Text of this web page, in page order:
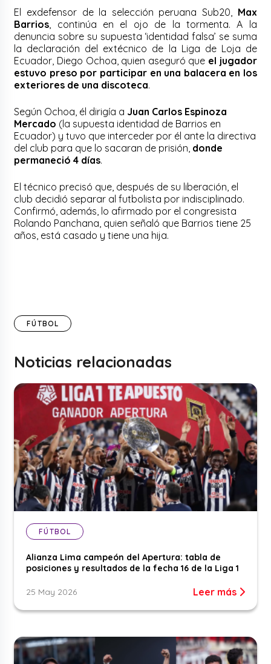
El exdefensor de la selección peruana Sub20, Max
Barrios, continúa en el ojo de la tormenta. A la
denuncia sobre su supuesta ‘identidad falsa’ se suma
la declaración del extécnico de la Liga de Loja de
Ecuador, Diego Ochoa, quien aseguró que el jugador
estuvo preso por participar en una balacera en los
exteriores de una discoteca.
Según Ochoa, él dirigía a Juan Carlos Espinoza
Mercado (la supuesta identidad de Barrios en
Ecuador) y tuvo que interceder por él ante la directiva
del club para que lo sacaran de prisión, donde
permaneció 4 días.
El técnico precisó que, después de su liberación, el
club decidió separar al futbolista por indisciplinado.
Confirmó, además, lo afirmado por el congresista
Rolando Panchana, quien señaló que Barrios tiene 25
años, está casado y tiene una hija.
FÚTBOL
Noticias relacionadas
FÚTBOL
Alianza Lima campeón del Apertura: tabla de
posiciones y resultados de la fecha 16 de la Liga 1
25 May 2026 Leer más